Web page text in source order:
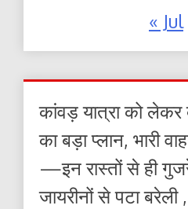
« Jul
कांवड़ यात्रा को
का बड़ा प्लान, भारी
—इन रास्तों से ही
जायरीनों से पटा